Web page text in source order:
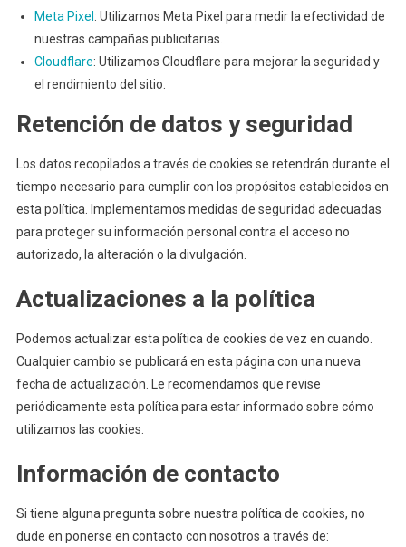
Meta Pixel : Utilizamos Meta Pixel para medir la efectividad de
nuestras campañas publicitarias.
Cloudflare: Utilizamos Cloudflare para mejorar la seguridad y
el rendimiento del sitio.
Retención de datos y seguridad
Los datos recopilados a través de cookies se retendrán durante el
tiempo necesario para cumplir con los propósitos establecidos en
esta política. Implementamos medidas de seguridad adecuadas
para proteger su información personal contra el acceso no
autorizado, la alteración o la divulgación.
Actualizaciones a la política
Podemos actualizar esta política de cookies de vez en cuando.
Cualquier cambio se publicará en esta página con una nueva
fecha de actualización. Le recomendamos que revise
periódicamente esta política para estar informado sobre cómo
utilizamos las cookies.
Información de contacto
Si tiene alguna pregunta sobre nuestra política de cookies, no
dude en ponerse en contacto con nosotros a través de: